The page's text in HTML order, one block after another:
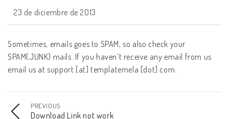
23 de diciembre de 2013
Sometimes, emails goes to SPAM, so also check your
SPAM(JUNK) mails. If you haven’t receive any email from us
email us at support [at] templatemela [dot] com.
PREVIOUS
Download Link not work